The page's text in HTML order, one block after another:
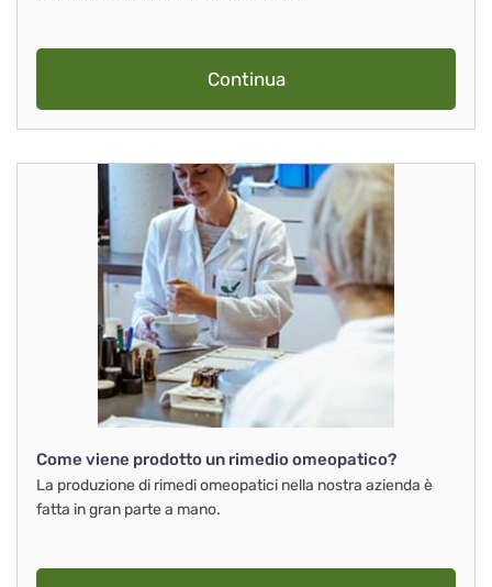
Continua
Come viene prodotto un rimedio omeopatico?
La produzione di rimedi omeopatici nella nostra azienda è
fatta in gran parte a mano.